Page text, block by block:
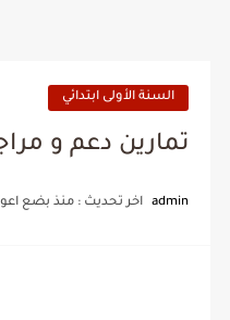
السنة الأولى ابتدائي
تمارين دعم و
admin اخر تحديث : منذ بضع